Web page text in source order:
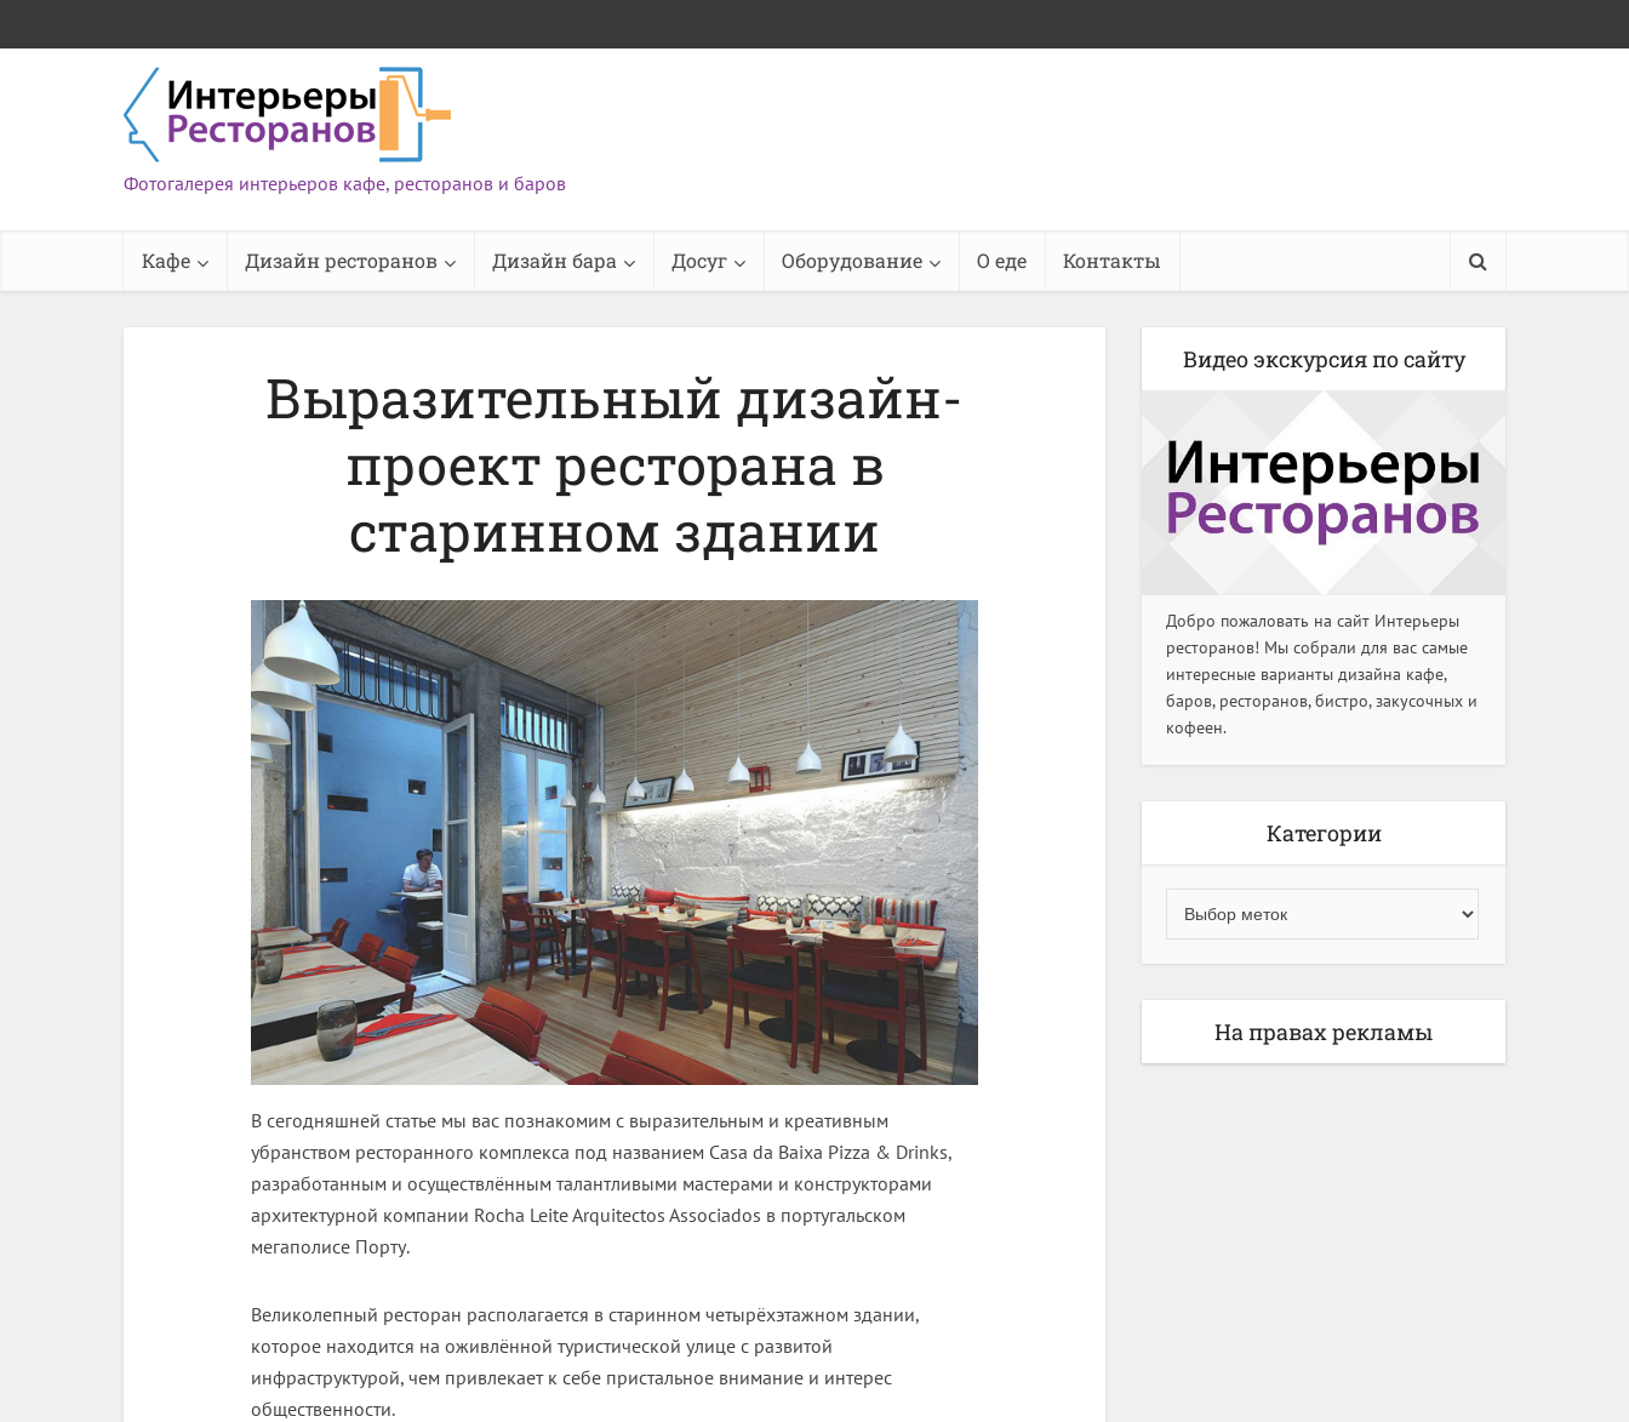
Фотогалерея интерьеров кафе, ресторанов и баров
Кафе Дизайн ресторанов Дизайн бара Досуг Оборудование О еде Контакты
Выразительный дизайн-
проект ресторана в
старинном здании
В сегодняшней статье мы вас познакомим с выразительным и креативным
убранством ресторанного комплекса под названием Casa da Baixa Pizza & Drinks,
разработанным и осуществлённым талантливыми мастерами и конструкторами
архитектурной компании Rocha Leite Arquitectos Associados в португальском
мегаполисе Порту.
Великолепный ресторан располагается в старинном четырёхэтажном здании,
которое находится на оживлённой туристической улице с развитой
инфраструктурой, чем привлекает к себе пристальное внимание и интерес
общественности.
Видео экскурсия по сайту
Добро пожаловать на сайт Интерьеры
ресторанов! Мы собрали для вас самые
интересные варианты дизайна кафе,
баров, ресторанов, бистро, закусочных и
кофеен.
Категории
На правах рекламы